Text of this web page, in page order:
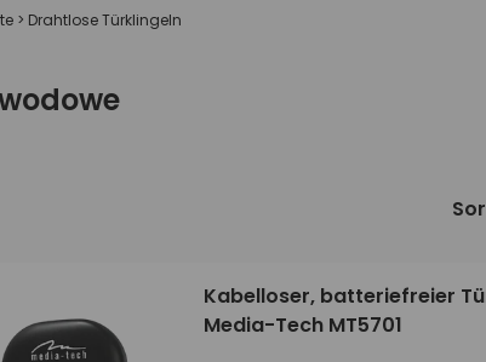
> Drahtlose Türklingeln
Kabelloser, batteriefreier
Media-Tech MT5701